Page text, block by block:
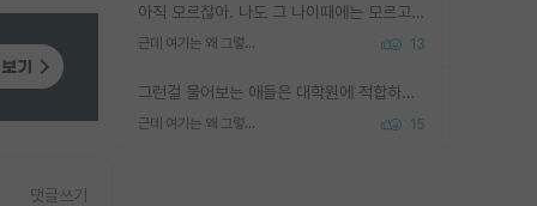
아직 모르잖아. 나도 그 나이때에는 모르고 평가 받고 안심하고 싶었어.
근데 여기는 왜 그렇게 SPK를 물어보는거임? 13
그런걸 물어보는 애들은 대학원에 적합하지 않다
근데 여기는 왜 그렇게 SPK를 물어보는거임? 15
댓글쓰기